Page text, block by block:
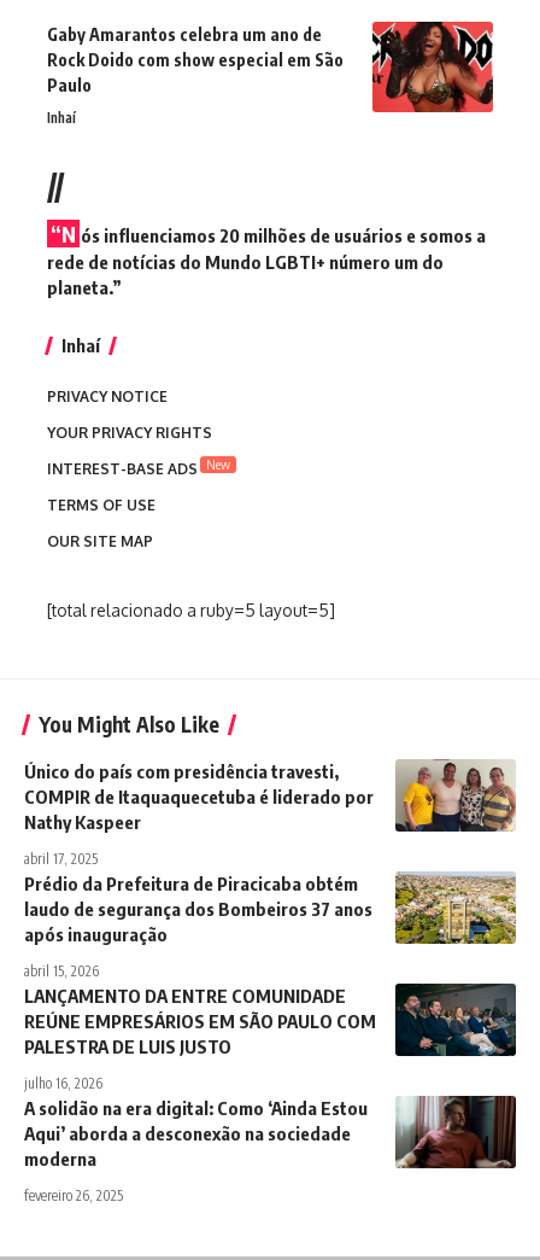
Gaby Amarantos celebra um ano de
Rock Doido com show especial em São
Paulo
Inhaí
//
“N ós influenciamos 20 milhões de usuários e somos a
rede de notícias do Mundo LGBTI+ número um do
planeta.”
Inhaí
PRIVACY NOTICE
YOUR PRIVACY RIGHTS
INTEREST-BASE ADS
New
TERMS OF USE
OUR SITE MAP
[total relacionado a ruby=5 layout=5]
You Might Also Like
Único do país com presidência travesti,
COMPIR de Itaquaquecetuba é liderado por
Nathy Kaspeer
abril 17, 2025
Prédio da Prefeitura de Piracicaba obtém
laudo de segurança dos Bombeiros 37 anos
após inauguração
abril 15, 2026
LANÇAMENTO DA ENTRE COMUNIDADE
REÚNE EMPRESÁRIOS EM SÃO PAULO COM
PALESTRA DE LUIS JUSTO
julho 16, 2026
A solidão na era digital: Como ‘Ainda Estou
Aqui’ aborda a desconexão na sociedade
moderna
fevereiro 26, 2025